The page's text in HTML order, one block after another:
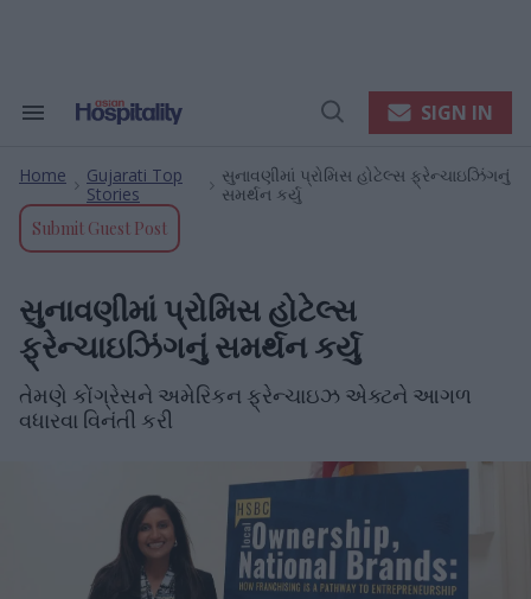
Search
Navigation
Open
SIGN IN
Home
Gujarati Top
Stories
સુનાવણીમાં પ્રોમિસ હોટેલ્સ ફ્રેન્ચાઇઝિંગનું
સમર્થન કર્યુ
Submit Guest Post
સુનાવણીમાં પ્રોમિસ હોટેલ્સ
ફ્રેન્ચાઇઝિંગનું સમર્થન કર્યુ
તેમણે કોંગ્રેસને અમેરિકન ફ્રેન્ચાઇઝ એક્ટને આગળ
વધારવા વિનંતી કરી